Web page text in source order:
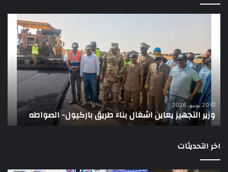
يعاين اشغال بناء طريق باركيول- الصواطه
دولي
يؤكد
ضعف
الرقابة
عن
موريتانيا
ويقدم
توصيات
7 يونيو، 2026
تقرير دولي
توصيات
اخر التحديثات